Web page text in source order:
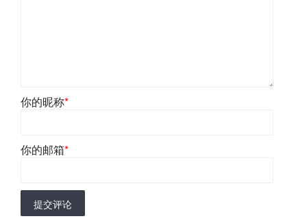
你的昵称*
你的邮箱*
提交评论